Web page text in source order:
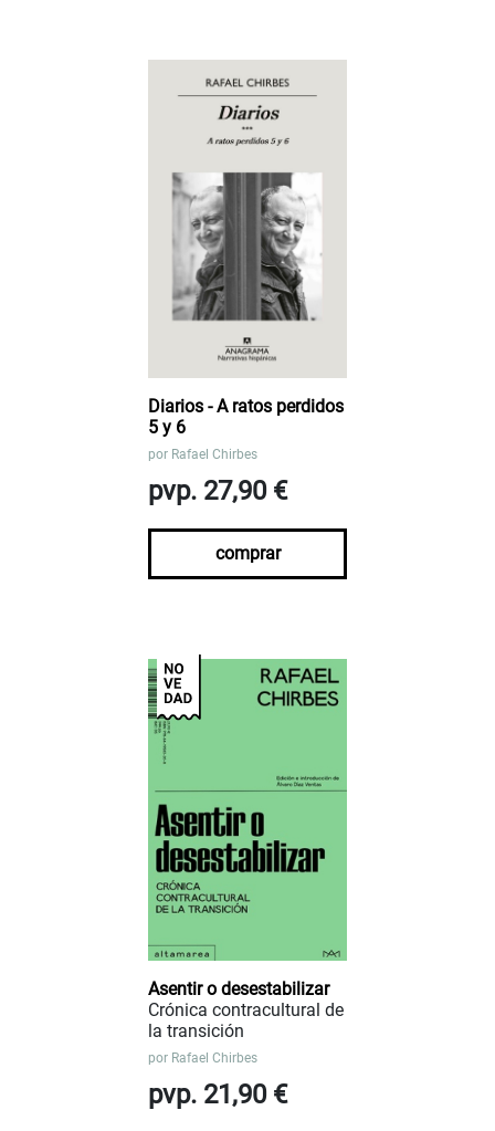
Diarios - A ratos perdidos
5 y 6
por Rafael Chirbes
pvp. 27,90 €
comprar
Asentir o desestabilizar
Crónica contracultural de
la transición
por Rafael Chirbes
pvp. 21,90 €